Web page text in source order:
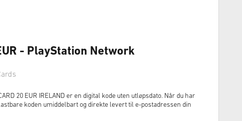
- PlayStation Network
CARD 20 EUR IRELAND er en digital kode uten utløpsdato. Når du har
koden umiddelbart og direkte levert til e-postadressen din